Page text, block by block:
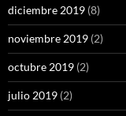
diciembre 2019 (8)
noviembre 2019 (2)
octubre 2019 (2)
julio 2019 (2)